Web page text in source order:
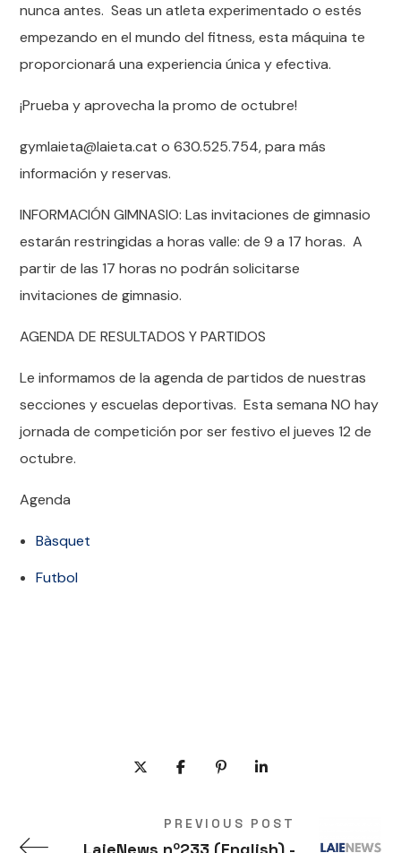
nunca antes. Seas un atleta experimentado o estés
empezando en el mundo del fitness, esta máquina te
proporcionará una experiencia única y efectiva.
¡Prueba y aprovecha la promo de octubre!
gymlaieta@laieta.cat o 630.525.754, para más
información y reservas.
INFORMACIÓN GIMNASIO: Las invitaciones de gimnasio
estarán restringidas a horas valle: de 9 a 17 horas. A
partir de las 17 horas no podrán solicitarse
invitaciones de gimnasio.
AGENDA DE RESULTADOS Y PARTIDOS
Le informamos de la agenda de partidos de nuestras
secciones y escuelas deportivas. Esta semana NO hay
jornada de competición por ser festivo el jueves 12 de
octubre.
Agenda
Bàsquet
Futbol
PREVIOUS POST